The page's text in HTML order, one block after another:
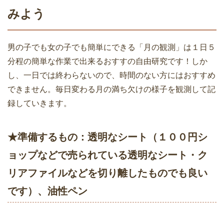
みよう
男の子でも女の子でも簡単にできる「月の観測」は１日５
分程の簡単な作業で出来るおすすの自由研究です！しか
し、一日では終わらないので、時間のない方にはおすすめ
できません。毎日変わる月の満ち欠けの様子を観測して記
録していきます。
★準備するもの：透明なシート（１００円シ
ョップなどで売られている透明なシート・ク
リアファイルなどを切り離したものでも良い
です）、油性ペン